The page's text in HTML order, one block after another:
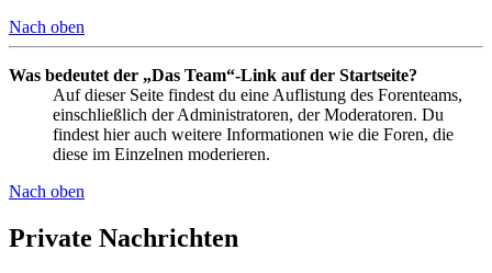
Nach oben
Was bedeutet der „Das Team“-Link auf der Startseite?
Auf dieser Seite findest du eine Auflistung des Forenteams,
einschließlich der Administratoren, der Moderatoren. Du
findest hier auch weitere Informationen wie die Foren, die
diese im Einzelnen moderieren.
Nach oben
Private Nachrichten